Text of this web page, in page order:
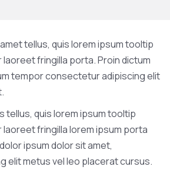
tellus, quis lorem ipsum tooltip
fringilla porta. Proin dictum
tempor consectetur adipiscing elit
tellus, quis lorem ipsum tooltip
laoreet fringilla lorem ipsum porta
ipsum dolor sit amet,
elit metus vel leo placerat cursus.